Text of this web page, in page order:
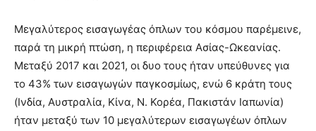
Μεγαλύτερος εισαγωγέας όπλων του κόσμου παρέμεινε,
παρά τη μικρή πτώση, η περιφέρεια Ασίας-Ωκεανίας.
Μεταξύ 2017 και 2021, οι δυο τους ήταν υπεύθυνες για
το 43% των εισαγωγών παγκοσμίως, ενώ 6 κράτη τους
(Ινδία, Αυστραλία, Κίνα, Ν. Κορέα, Πακιστάν Ιαπωνία)
ήταν μεταξύ των 10 μεγαλύτερων εισαγωγέων όπλων